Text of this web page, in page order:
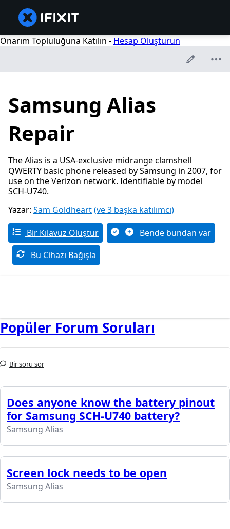
Onarım Topluluğuna Katılın - Hesap Oluşturun
Samsung Alias
Repair
The Alias is a USA-exclusive midrange clamshell
QWERTY basic phone released by Samsung in 2007, for
use on the Verizon network. Identifiable by model
SCH-U740.
Yazar: Sam Goldheart(ve 3 başka katılımcı)
Bir Kılavuz Oluştur
Bende bundan var
Bu Cihazı Bağışla
Popüler Forum Soruları
Bir soru sor
Does anyone know the battery pinout
for Samsung SCH-U740 battery?
Samsung Alias
Screen lock needs to be open
Samsung Alias